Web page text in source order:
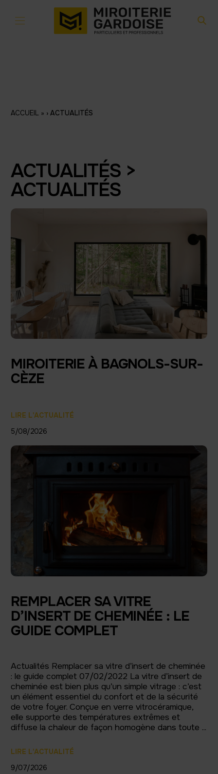
ACCUEIL » ACTUALITÉS
ACTUALITÉS >
ACTUALITÉS
MIROITERIE À BAGNOLS-SUR-
CÈZE
LIRE L'ACTUALITÉ
5/08/2026
REMPLACER SA VITRE
D’INSERT DE CHEMINÉE : LE
GUIDE COMPLET
Actualités Remplacer sa vitre d’insert de cheminée
: le guide complet 07/02/2022 La vitre d’insert de
cheminée est bien plus qu’un simple vitrage : c’est
un élément essentiel du confort et de la sécurité
de votre foyer. Conçue en verre vitrocéramique,
elle supporte des températures extrêmes et
diffuse la chaleur de façon homogène dans toute ...
LIRE L'ACTUALITÉ
9/07/2026